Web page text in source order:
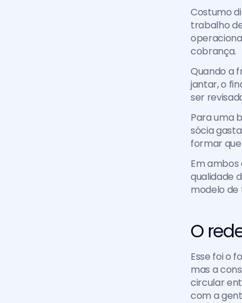
Costumo
trabalho
cobrança.
Quando a
jantar, o
ser
Para uma
sócia
formar
Em
qualidade
modelo de
O
Esse foi o
mas a
circular
com a